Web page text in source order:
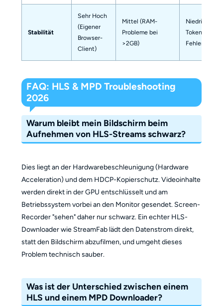
Stabilität
Sehr Hoch
(Eigener
Browser-
Client)
Mittel (RAM-
Probleme bei
>2GB)
Niedrig (IP-
Token
Fehler)
FAQ: HLS & MPD Troubleshooting
2026
Warum bleibt mein Bildschirm beim
Aufnehmen von HLS-Streams schwarz?
Dies liegt an der Hardwarebeschleunigung (Hardware
Acceleration) und dem HDCP-Kopierschutz. Videoinhalte
werden direkt in der GPU entschlüsselt und am
Betriebssystem vorbei an den Monitor gesendet. Screen-
Recorder "sehen" daher nur schwarz. Ein echter HLS-
Downloader wie StreamFab lädt den Datenstrom direkt,
statt den Bildschirm abzufilmen, und umgeht dieses
Problem technisch sauber.
Was ist der Unterschied zwischen einem
HLS und einem MPD Downloader?